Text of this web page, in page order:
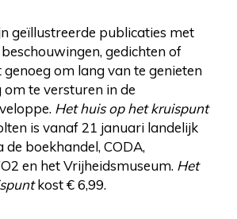
geïllustreerde publicaties met
gedichten of
genoeg om lang van te genieten
om te versturen in de
Het huis op het kruispunt
is vanaf 21 januari landelijk
boekhandel, CODA,
en het Vrijheidsmuseum. Het
kost € 6,99.